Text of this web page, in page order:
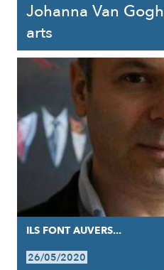
Johanna Van
arts
ILS FONT AUVERS...
26/05/2020